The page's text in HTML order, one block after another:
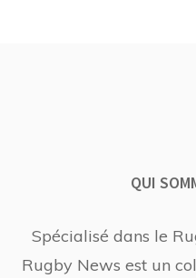
QUI
Spécialisé dans le
Rugby News est un